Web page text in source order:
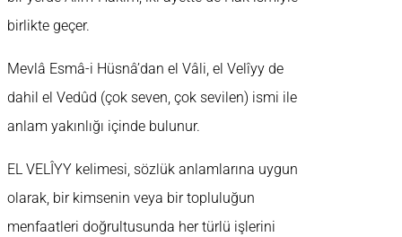
birlikte geçer.
Mevlâ Esmâ-i Hüsnâ’dan el Vâli, el Velîyy de
dahil el Vedûd (çok seven, çok sevilen) ismi ile
anlam yakınlığı içinde bulunur.
EL VELÎYY kelimesi, sözlük anlamlarına uygun
olarak, bir kimsenin veya bir topluluğun
menfaatleri doğrultusunda her türlü işlerini